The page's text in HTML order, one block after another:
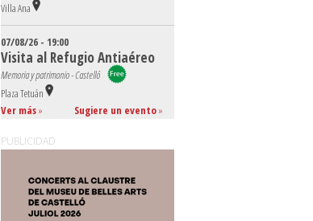
Villa Ana
07/08/26 - 19:00
Visita al Refugio Antiaéreo
Memoria y patrimonio - Castelló
Plaza Tetuán
Ver más» Sugiere un evento»
PUBLICIDAD